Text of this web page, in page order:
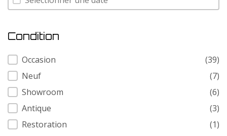
Condition
Condition
Occasion
(39)
Neuf
(7)
Showroom
(6)
Antique
(3)
Restoration
(1)